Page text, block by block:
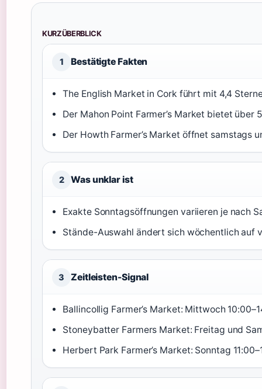
KURZÜBERBLICK
1 Bestätigte Fakten
The English Market in Cork führt mit 4,4
Der Mahon Point Farmer’s Market bietet
Der Howth Farmer’s Market öffnet samstags
2 Was unklar ist
Exakte Sonntagsöffnungen variieren je nach
Stände-Auswahl ändert sich wöchentlich auf
3 Zeitleisten-Signal
Ballincollig Farmer’s Market: Mittwoch
Stoneybatter Farmers Market: Freitag und
Herbert Park Farmer’s Market: Sonntag